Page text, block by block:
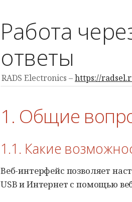
Работа
ответы
RADS Electronics https://
1. Общие
1.1. Какие
Веб-интерфейс позволяет
USB и Интернет с помощью